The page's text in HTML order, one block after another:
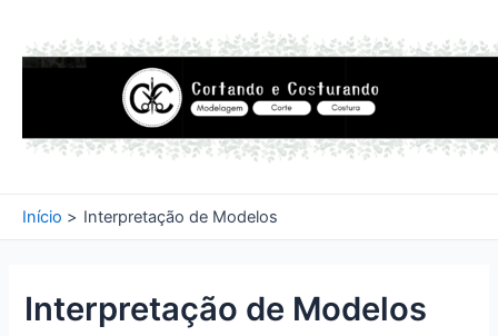
Início Interpretação de Modelos
Interpretação de Modelos